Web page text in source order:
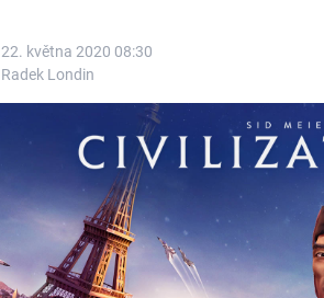
22. května 2020 08:30
Radek Londin